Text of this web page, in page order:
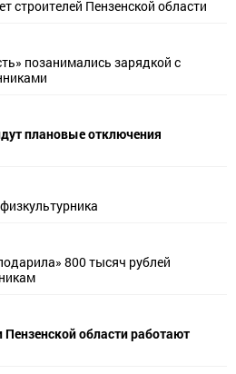
строителей Пензенской области
позанимались зарядкой с
плановые отключения
800 тысяч рублей
Пензенской области работают